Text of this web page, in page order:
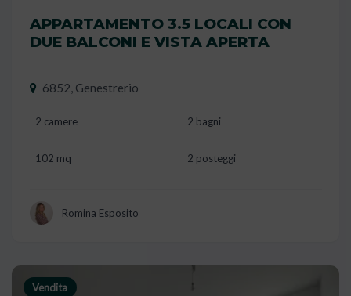
APPARTAMENTO 3.5 LOCALI CON
DUE BALCONI E VISTA APERTA
6852, Genestrerio
2 camere 2 bagni
102 mq 2 posteggi
Romina Esposito
Vendita